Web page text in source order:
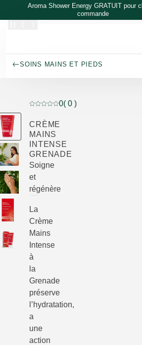
Allez au contenu principal
Aroma Shower Energy GRATUIT pour
commande
SOINS MAINS ET PIEDS
Note actuelle : 0 sur 5 étoiles
0( 0 )
CRÈME
MAINS
INTENSE
GRENADE
Soigne
et
régénère
La
Crème
Mains
Intense
à
la
Grenade
préserve
l’hydratation,
a
une
action